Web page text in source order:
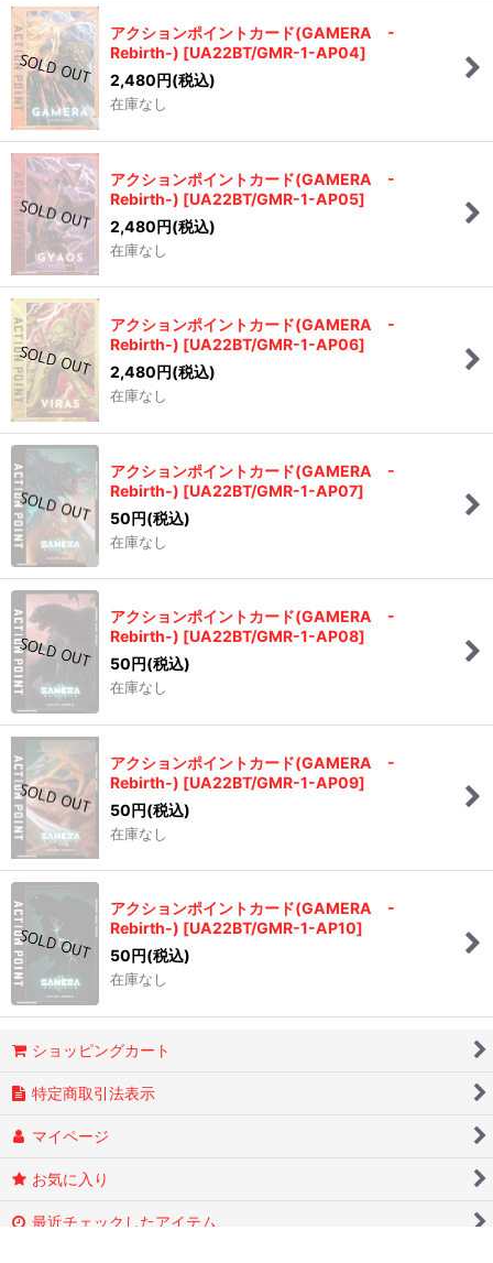
アクションポイントカード(GAMERA -
Rebirth-) [UA22BT/GMR-1-AP04]
2,480円(税込)
在庫なし
アクションポイントカード(GAMERA -
Rebirth-) [UA22BT/GMR-1-AP05]
2,480円(税込)
在庫なし
アクションポイントカード(GAMERA -
Rebirth-) [UA22BT/GMR-1-AP06]
2,480円(税込)
在庫なし
アクションポイントカード(GAMERA -
Rebirth-) [UA22BT/GMR-1-AP07]
50円(税込)
在庫なし
アクションポイントカード(GAMERA -
Rebirth-) [UA22BT/GMR-1-AP08]
50円(税込)
在庫なし
アクションポイントカード(GAMERA -
Rebirth-) [UA22BT/GMR-1-AP09]
50円(税込)
在庫なし
アクションポイントカード(GAMERA -
Rebirth-) [UA22BT/GMR-1-AP10]
50円(税込)
在庫なし
ショッピングカート
特定商取引法表示
マイページ
お気に入り
最近チェックしたアイテム